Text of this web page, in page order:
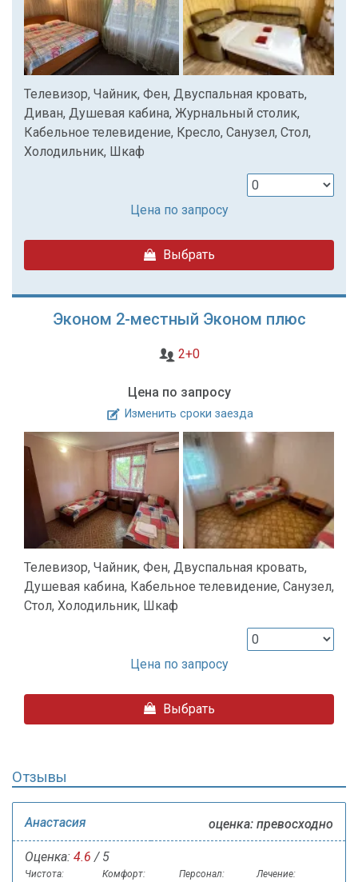
Телевизор, Чайник, Фен, Двуспальная кровать,
Диван, Душевая кабина, Журнальный столик,
Кабельное телевидение, Кресло, Санузел, Стол,
Холодильник, Шкаф
Цена по запросу
Выбрать
Эконом 2-местный Эконом плюс
2+0
Цена по запросу
Изменить сроки заезда
Телевизор, Чайник, Фен, Двуспальная кровать,
Душевая кабина, Кабельное телевидение, Санузел,
Стол, Холодильник, Шкаф
Цена по запросу
Выбрать
Отзывы
Анастасия оценка: превосходно
Оценка: 4.6 / 5
Чистота: Комфорт: Персонал: Лечение: